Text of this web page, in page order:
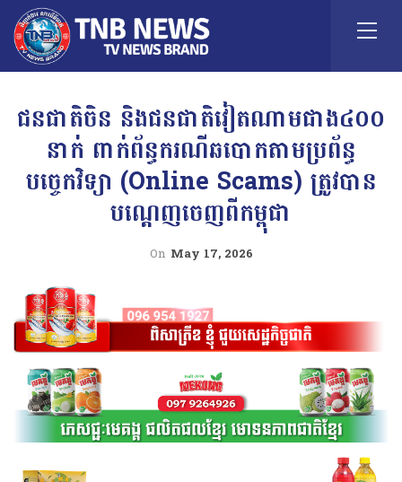
ជន​ជាតិចិន និងជនជាតិវៀតណាមជាង៤០០
នាក់ ពាក់​ព័ន្ធករណីឆបោកតាមប្រព័ន្ធ
បច្ចេកវិទ្យា (Online Scams) ត្រូវបាន
បណ្ដេញចេញ​ពីកម្ពុជា
On May 17, 2026